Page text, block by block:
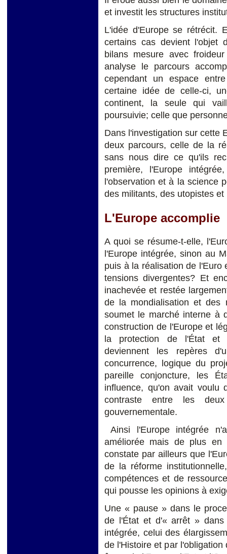
et investit les structures
L'idée d'Europe se rétrécit.
certains cas devient l'objet
bilans mesure avec
analyse le parcours
cependant un espace
certaine idée de celle-ci,
continent, la seule qui
poursuivie; celle que
Dans l'investigation sur cette
deux parcours, celle de la
sans nous dire ce qu'ils
première, l'Europe
l'observation et à la science
des militants, des utopistes
L'Europe accomplie
A quoi se résume-t-elle,
l'Europe intégrée, sinon au
puis à la réalisation de l'Euro
tensions divergentes? Et
inachevée et restée
de la mondialisation et des
soumet le marché interne à
construction de l'Europe et
la protection de l'État et
deviennent les repères
concurrence, logique du
pareille conjoncture, les
influence, qu'on avait voulu
contraste entre les
gouvernementale.
Ainsi l'Europe intégrée
améliorée mais de plus en
constate par ailleurs que
de la réforme
compétences et de
qui pousse les opinions à
Une « pause » dans le
de l'État et d'« arrêt » dans
intégrée, celui des
de l'Histoire et par